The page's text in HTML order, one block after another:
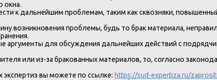
окна.
к дальнейшим проблемам, таким как сквозняки,
возникновения проблемы, будь то брак материала,
аргументы для обсуждения дальнейших действий с
или из-за бракованных материалов, то, согласно
вы можете по ссылке: https://sud-expertiza.ru/